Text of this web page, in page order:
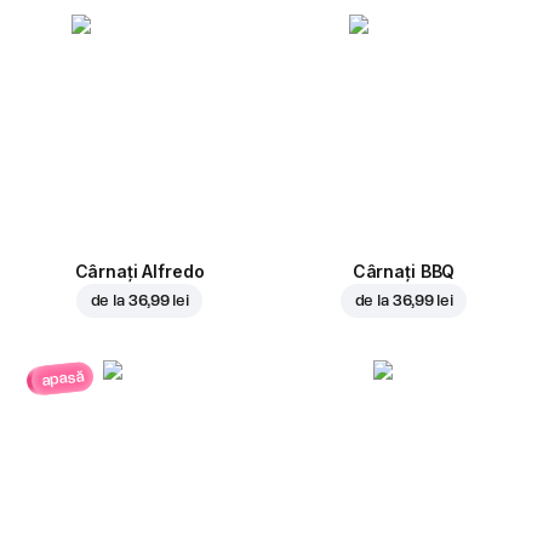
Cârnați Alfredo
de la 36,99 lei
Cârnați BBQ
de la 36,99 lei
apasă